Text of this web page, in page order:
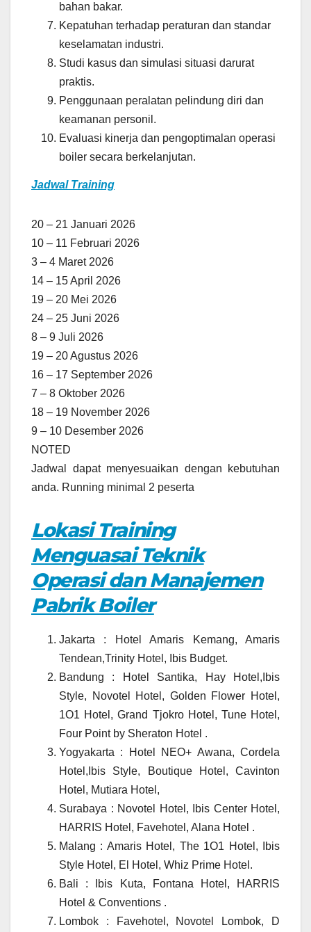
bahan bakar.
Kepatuhan terhadap peraturan dan standar
keselamatan industri.
Studi kasus dan simulasi situasi darurat
praktis.
Penggunaan peralatan pelindung diri dan
keamanan personil.
Evaluasi kinerja dan pengoptimalan operasi
boiler secara berkelanjutan.
Jadwal Training
20 – 21 Januari 2026
10 – 11 Februari 2026
3 – 4 Maret 2026
14 – 15 April 2026
19 – 20 Mei 2026
24 – 25 Juni 2026
8 – 9 Juli 2026
19 – 20 Agustus 2026
16 – 17 September 2026
7 – 8 Oktober 2026
18 – 19 November 2026
9 – 10 Desember 2026
NOTED
Jadwal dapat menyesuaikan dengan kebutuhan
anda. Running minimal 2 peserta
Lokasi Training
Menguasai Teknik
Operasi dan Manajemen
Pabrik Boiler
Jakarta : Hotel Amaris Kemang, Amaris
Tendean,Trinity Hotel, Ibis Budget.
Bandung : Hotel Santika, Hay Hotel,Ibis
Style, Novotel Hotel, Golden Flower Hotel,
1O1 Hotel, Grand Tjokro Hotel, Tune Hotel,
Four Point by Sheraton Hotel .
Yogyakarta : Hotel NEO+ Awana, Cordela
Hotel,Ibis Style, Boutique Hotel, Cavinton
Hotel, Mutiara Hotel,
Surabaya : Novotel Hotel, Ibis Center Hotel,
HARRIS Hotel, Favehotel, Alana Hotel .
Malang : Amaris Hotel, The 1O1 Hotel, Ibis
Style Hotel, El Hotel, Whiz Prime Hotel.
Bali : Ibis Kuta, Fontana Hotel, HARRIS
Hotel & Conventions .
Lombok : Favehotel, Novotel Lombok, D